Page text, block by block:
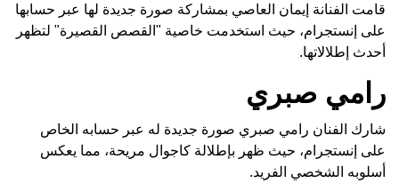
قامت الفنانة إيمان العاصي بمشاركة صورة جديدة لها عبر حسابها
على إنستجرام، حيث استخدمت خاصية "القصص القصيرة" لتظهر
أحدث إطلالاتها.
رامي صبري
شارك الفنان رامي صبري صورة جديدة له عبر حسابه الخاص
على إنستجرام، حيث ظهر بإطلالة كاجوال مريحة، مما يعكس
أسلوبه الشخصي الفريد.